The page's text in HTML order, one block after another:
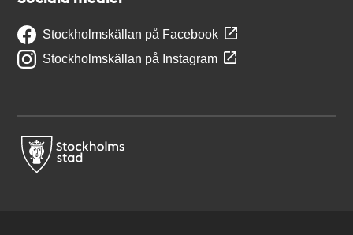
Stockholmskällan på Facebook
Stockholmskällan på Instagram